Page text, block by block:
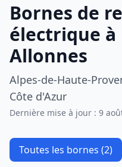
Bornes de
électrique à
Allonnes
Alpes-de-Haute-
Côte d'Azur
Dernière mise à jour : 9
Toutes les bornes (2)